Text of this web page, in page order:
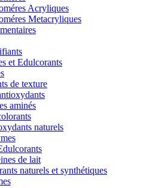
Acryliques
Metacryliques
et Edulcorants
de texture
aminés
naturels
de lait
naturels et synthétiques